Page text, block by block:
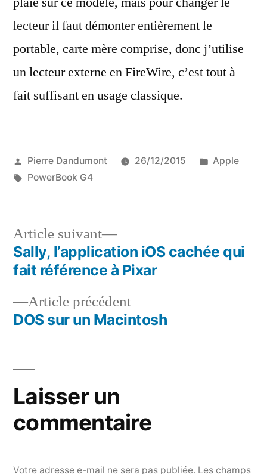
lecteur il faut démonter entièrement le
portable, carte mère comprise, donc j’utilise
un lecteur externe en FireWire, c’est tout à
fait suffisant en usage classique.
Publié
par
Pierre Dandumont 26/12/2015
Publié
Apple
Étiquettes :
PowerBook G4
Navigation
l’article
Article précédentArticle
précédent :
DOS sur un Macintosh
Article suivant
Article
suivant :
Sally, l’application iOS cachée qui
fait référence à Pixar
Laisser un
commentaire
Votre adresse e-mail ne sera pas publiée. Les champs